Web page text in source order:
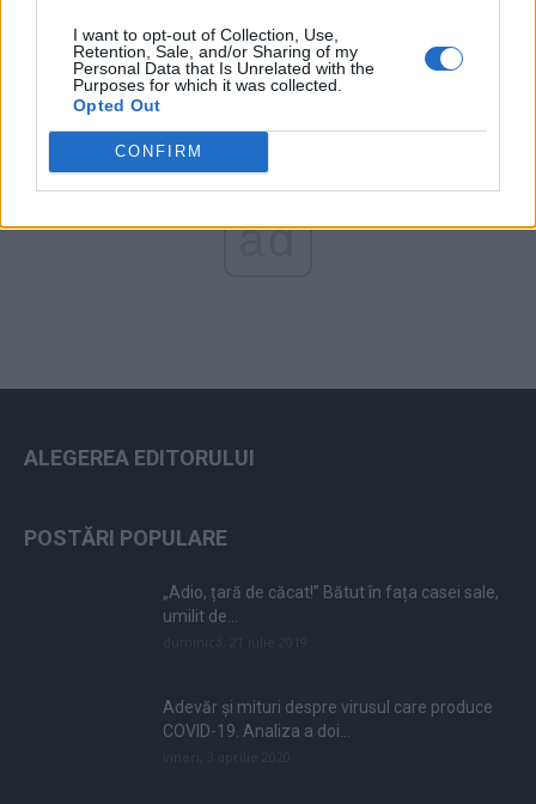
I want to opt-out of Collection, Use,
Retention, Sale, and/or Sharing of my
Personal Data that Is Unrelated with the
Purposes for which it was collected.
Opted Out
CONFIRM
ad
ALEGEREA EDITORULUI
POSTĂRI POPULARE
„Adio, țară de căcat!” Bătut în fața casei sale,
umilit de...
Adevăr și mituri despre virusul care produce
COVID-19. Analiza a doi...